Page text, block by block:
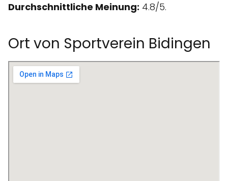
Durchschnittliche Meinung: 4.8/5.
Ort von Sportverein Bidingen